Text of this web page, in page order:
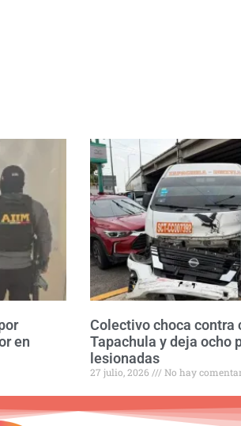
en
Colectivo choca contra
Tapachula y deja ocho
lesionadas
27 julio, 2026 No hay